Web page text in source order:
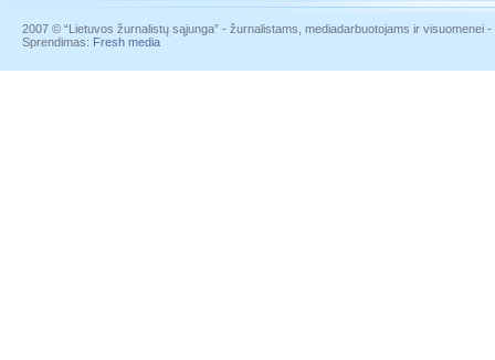
2007 © “Lietuvos žurnalistų sąjunga” - žurnalistams, mediadarbuotojams ir visuomenei
Sprendimas: Fresh media